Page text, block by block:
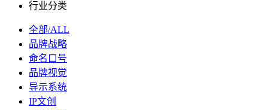
行业分类
全部/ALL
品牌战略
命名口号
品牌视觉
导示系统
IP文创